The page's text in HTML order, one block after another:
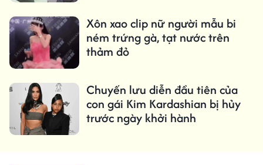
Xôn xao clip nữ người mẫu bi
ném trứng gà, tạt nước trên
thảm đỏ
Chuyến lưu diễn đầu tiên của
con gái Kim Kardashian bị hủy
trước ngày khởi hành